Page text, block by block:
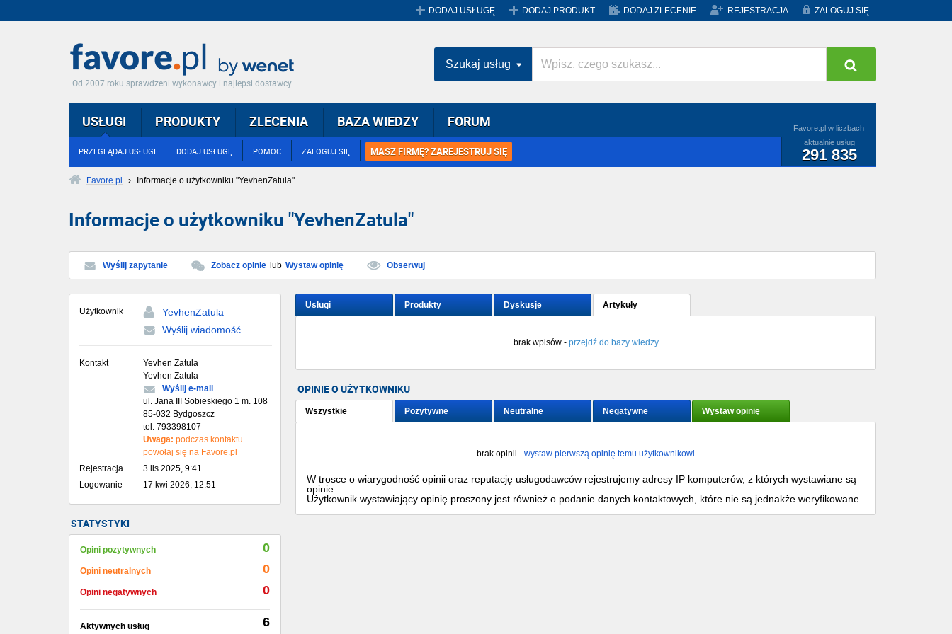
DODAJ USŁUGĘ DODAJ PRODUKT DODAJ ZLECENIE REJESTRACJA ZALOGUJ SIĘ
Od 2007 roku sprawdzeni wykonawcy i najlepsi dostawcy
USŁUGI
PRZEGLĄDAJ USŁUGI DODAJ USŁUGĘ POMOC ZALOGUJ SIĘ MASZ FIRMĘ? ZAREJESTRUJ SIĘ
Favore.pl w liczbach
aktualnie usług
291 835
PRODUKTY ZLECENIA BAZA WIEDZY FORUM
Szukaj usług
Favore.pl › Informacje o użytkowniku "YevhenZatula"
Informacje o użytkowniku "YevhenZatula"
Wyślij zapytanie Zobacz opinie lub Wystaw opinię Obserwuj
Użytkownik
YevhenZatula
Wyślij wiadomość
Kontakt
Yevhen Zatula
Yevhen Zatula
Wyślij e-mail
ul. Jana III Sobieskiego 1 m. 108
85-032 Bydgoszcz
tel: 793398107
Uwaga: podczas kontaktu
powołaj się na Favore.pl
Rejestracja
3 lis 2025, 9:41
Logowanie
17 kwi 2026, 12:51
STATYSTYKI
Opini pozytywnych 0
Opini neutralnych 0
Opini negatywnych 0
Aktywnych usług 6
Usługi Produkty Dyskusje Artykuły
brak wpisów - przejdź do bazy wiedzy
OPINIE O UŻYTKOWNIKU
Wszystkie Pozytywne Neutralne Negatywne Wystaw opinię
brak opinii - wystaw pierwszą opinię temu użytkownikowi
W trosce o wiarygodność opinii oraz reputację usługodawców rejestrujemy adresy IP komputerów, z których wystawiane są
opinie.
Użytkownik wystawiający opinię proszony jest również o podanie danych kontaktowych, które nie są jednakże weryfikowane.